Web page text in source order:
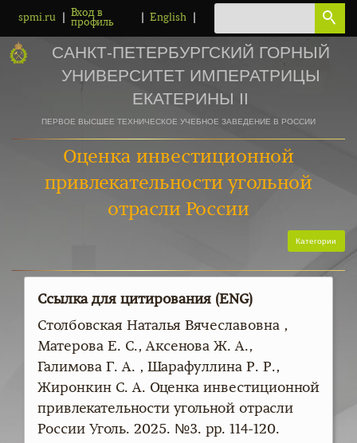
spmi.ru
Вход в
профиль
English
САНКТ-ПЕТЕРБУРГСКИЙ ГОРНЫЙ
УНИВЕРСИТЕТ ИМПЕРАТРИЦЫ
ЕКАТЕРИНЫ II
ПЕРВОЕ ВЫСШЕЕ ТЕХНИЧЕСКОЕ УЧЕБНОЕ ЗАВЕДЕНИЕ В РОССИИ
Оценка инвестиционной
привлекательности угольной
отрасли России
Категории
Ссылка для цитирования (ENG)
Столбовская Наталья Вячеславовна ,
Матерова Е. С., Аксенова Ж. А.,
Галимова Г. А. , Шарафуллина Р. Р.,
Жиронкин С. А. Оценка инвестиционной
привлекательности угольной отрасли
России Уголь. 2025. №3. pp. 114-120.